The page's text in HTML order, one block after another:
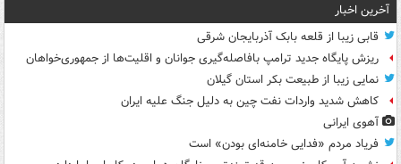
آخرین اخبار
قابی زیبا از قلعه بابک آذربایجان شرقی
ریزش پایگاه جدید ترامپ بافاصله‌گیری جوانان و اقلیت‌ها از جمهوری‌خواهان
نمایی زیبا از طبیعت بکر استان گیلان
کاهش شدید واردات نفت چین به دلیل جنگ علیه ایران
آهوی ایرانی
فریاد مردم «فدایی خامنه‌ای بودن» است